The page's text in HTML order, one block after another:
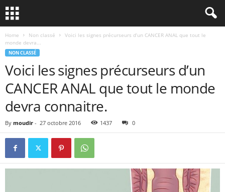
Home Non classé
Voici les signes précurseurs d’un CANCER ANAL que tout le
monde devra...
NON CLASSÉ
Voici les signes précurseurs d’un
CANCER ANAL que tout le monde
devra connaitre.
By moudir - 27 octobre 2016 1437 0